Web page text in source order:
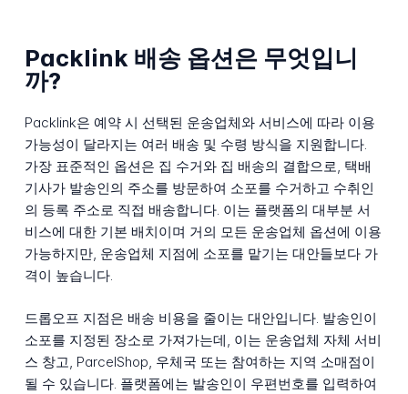
Packlink 배송 옵션은 무엇입니
까?
Packlink은 예약 시 선택된 운송업체와 서비스에 따라 이용
가능성이 달라지는 여러 배송 및 수령 방식을 지원합니다.
가장 표준적인 옵션은 집 수거와 집 배송의 결합으로, 택배
기사가 발송인의 주소를 방문하여 소포를 수거하고 수취인
의 등록 주소로 직접 배송합니다. 이는 플랫폼의 대부분 서
비스에 대한 기본 배치이며 거의 모든 운송업체 옵션에 이용
가능하지만, 운송업체 지점에 소포를 맡기는 대안들보다 가
격이 높습니다.
드롭오프 지점은 배송 비용을 줄이는 대안입니다. 발송인이
소포를 지정된 장소로 가져가는데, 이는 운송업체 자체 서비
스 창고, ParcelShop, 우체국 또는 참여하는 지역 소매점이
될 수 있습니다. 플랫폼에는 발송인이 우편번호를 입력하여